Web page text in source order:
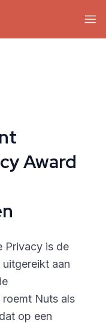
Award
Privacy is de
aan
Nuts als
op een